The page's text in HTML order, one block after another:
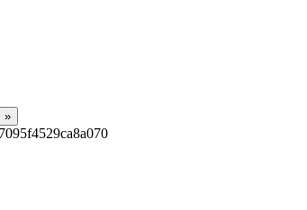
»
7095f4529ca8a070